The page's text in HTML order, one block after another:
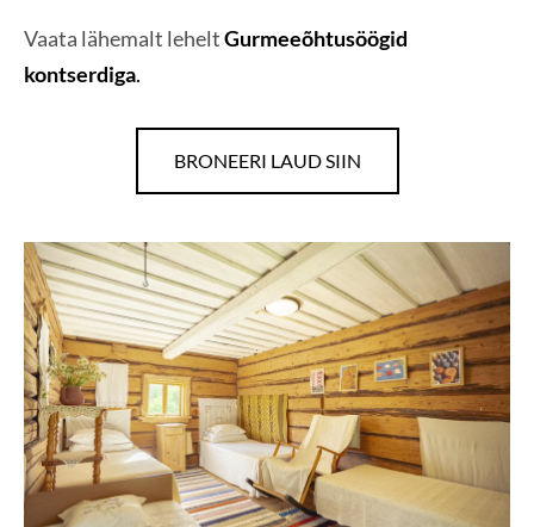
Vaata lähemalt leheltGurmeeõhtusöögid
kontserdiga.
BRONEERI LAUD SIIN